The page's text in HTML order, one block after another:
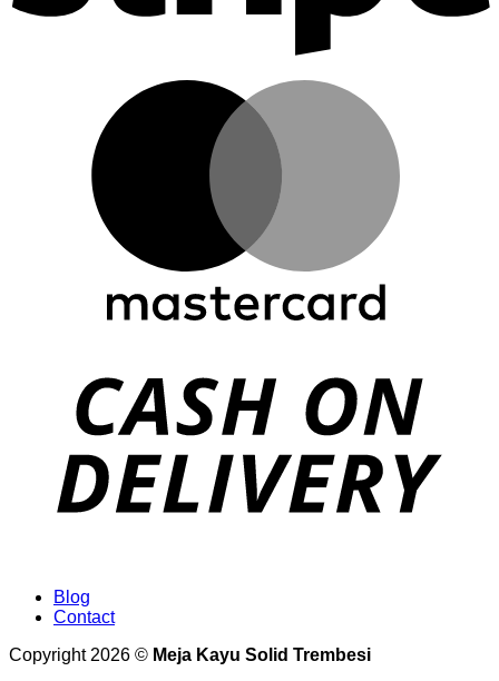
Blog
Contact
Copyright 2026 © Meja Kayu Solid Trembesi